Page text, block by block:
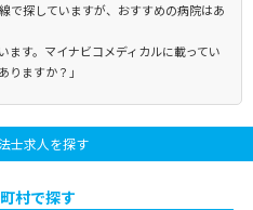
で探していますが、おすすめの病院はあ
ます。マイナビコメディカルに載ってい
ますか？」
士求人を探す
村で探す